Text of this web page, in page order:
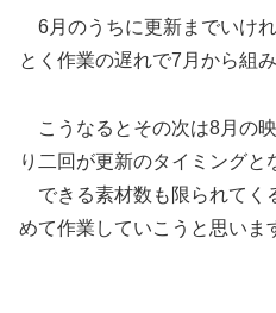
6月のうちに更新までいけ
とく作業の遅れで7月から組
こうなるとその次は8月の
り二回が更新のタイミングと
できる素材数も限られてく
めて作業していこうと思いま